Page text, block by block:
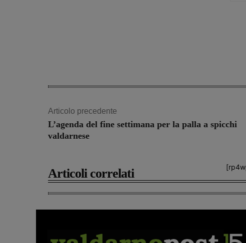
Articolo precedente
L’agenda del fine settimana per la palla a spicchi
valdarnese
Articoli correlati